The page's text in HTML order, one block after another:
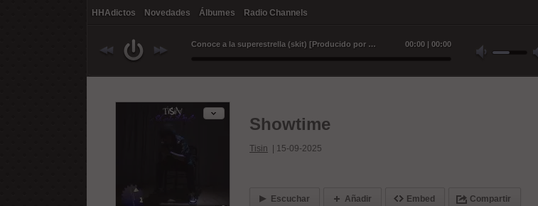
HHAdictos Novedades Álbumes Radio Channels
Conoce a la superestrella (skit) [Producido por Tisin] - Tisin 00:00 | 00:00
Showtime
Tisin 15-09-2025
Escuchar Añadir Embed Compartir